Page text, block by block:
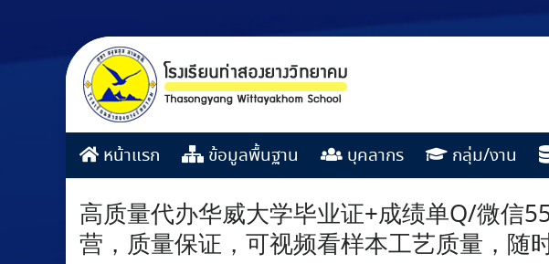
หน้าแรก ข้อมูลพื้นฐาน บุคลากร กลุ่ม/งาน
高质量代办华威大学毕业证+成绩单Q/微信
营，质量保证，可视频看样本工艺质量，随